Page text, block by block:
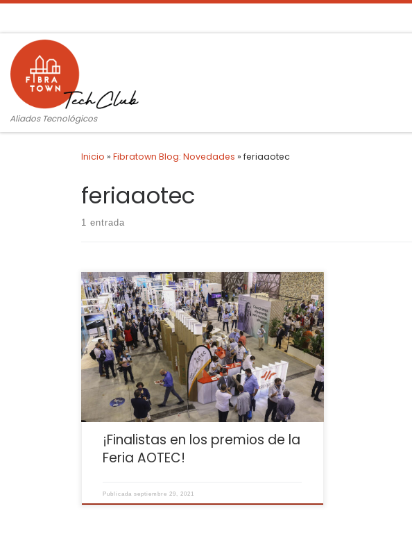
Aliados Tecnológicos
Inicio » Fibratown Blog: Novedades » feriaaotec
feriaaotec
1 entrada
Qué ilusión nos hace contaros que hemos sido
finalistas en la Feria AOTEC de telecomunicaciones,
que abrió sus puertas la pasada semana a más de
100 empresas del sector y en las que estábamos
nominados a los siguientes premios: Premio al
Operador Premio a la mejor campaña publicitaria En
ambas […]
¡Finalistas en los premios de la
Feria AOTEC!
Publicadaseptiembre 29, 2021